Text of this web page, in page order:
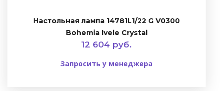
Настольная лампа 14781L1/22 G V0300
Bohemia Ivele Crystal
12 604 руб.
Запросить у менеджера